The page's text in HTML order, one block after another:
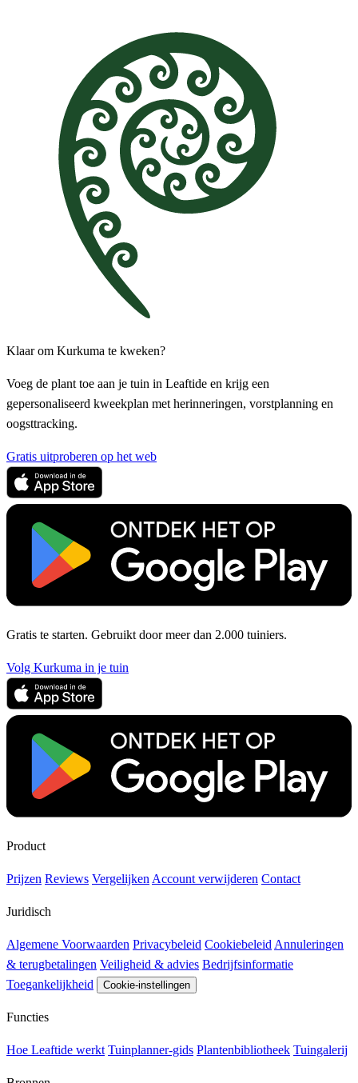
Klaar om Kurkuma te kweken?
Voeg de plant toe aan je tuin in Leaftide en krijg een
gepersonaliseerd kweekplan met herinneringen, vorstplanning en
oogsttracking.
Gratis uitproberen op het web
Gratis te starten. Gebruikt door meer dan 2.000 tuiniers.
Volg Kurkuma in je tuin
Product
Prijzen Reviews Vergelijken Account verwijderen Contact
Juridisch
Algemene Voorwaarden Privacybeleid Cookiebeleid Annuleringen
& terugbetalingen Veiligheid & advies Bedrijfsinformatie
Toegankelijkheid
Cookie-instellingen
Functies
Hoe Leaftide werkt Tuinplanner-gids Plantenbibliotheek Tuingalerij